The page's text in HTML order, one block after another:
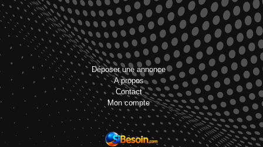
Déposer une annonce
A propos
Contact
Mon compte